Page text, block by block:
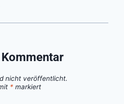
nicht veröffentlicht.
* markiert